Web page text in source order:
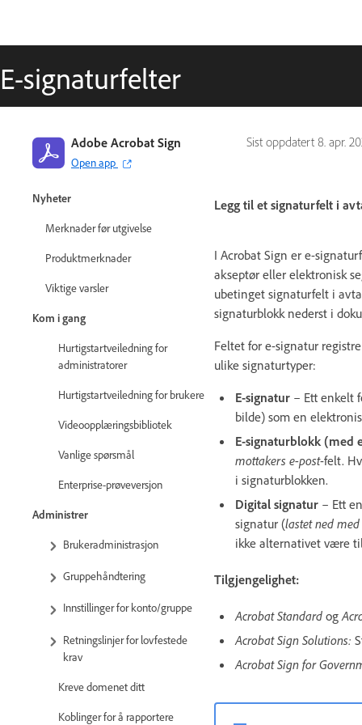
E-signaturfelter
Sist oppdatert 8. apr.
Adobe Acrobat Sign
Open app
Veiledning for Adobe Acrobat Sign
Nyheter
Merknader før utgivelse
Produktmerknader
Viktige varsler
Kom i gang
Hurtigstartveiledning for
administratorer
Hurtigstartveiledning for brukere
Videoopplæringsbibliotek
Vanlige spørsmål
Enterprise-prøveversjon
Administrer
Brukeradministrasjon
Gruppehåndtering
Innstillinger for konto/gruppe
Retningslinjer for lovfestede
krav
Kreve domenet ditt
Koblinger for å rapportere
Legg til et signaturfelt i
I Acrobat Sign er e-
akseptør eller elektronisk
ubetinget signaturfelt i
signaturblokk nederst i
Feltet for e-signatur
ulike signaturtyper:
E-signatur – Ett enkelt
bilde) som en
E-signaturblokk (med
mottakers e-post-felt.
i signaturblokken.
Digital signatur – Ett
signatur (lastet ned
ikke alternativet være
Tilgjengelighet:
Acrobat Standard og
Acrobat Sign Solutions:
Acrobat Sign for